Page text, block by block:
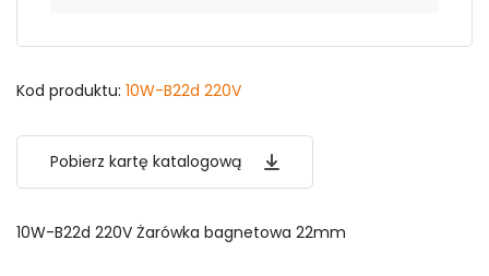
Kod produktu: 10W-B22d 220V
Pobierz kartę katalogową
10W-B22d 220V Żarówka bagnetowa 22mm